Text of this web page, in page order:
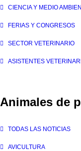
CIENCIA Y MEDIO
FERIAS Y CONGRESOS
SECTOR VETERINARIO
ASISTENTES
Animales de
TODAS LAS NOTICIAS
AVICULTURA